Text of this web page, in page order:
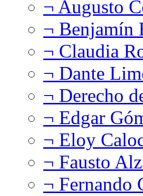
¬ Augusto
¬ Benjamín
¬ Claudia
¬ Dante
¬ Derecho
¬ Edgar
¬ Eloy
¬ Fausto
¬ Fernando